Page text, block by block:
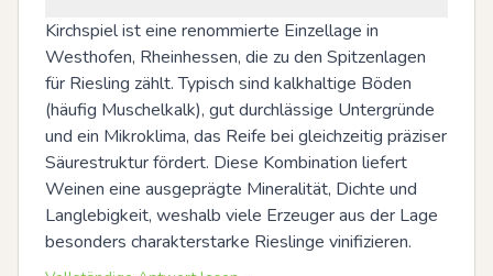
Kirchspiel ist eine renommierte Einzellage in
Westhofen, Rheinhessen, die zu den Spitzenlagen
für Riesling zählt. Typisch sind kalkhaltige Böden
(häufig Muschelkalk), gut durchlässige Untergründe
und ein Mikroklima, das Reife bei gleichzeitig präziser
Säurestruktur fördert. Diese Kombination liefert
Weinen eine ausgeprägte Mineralität, Dichte und
Langlebigkeit, weshalb viele Erzeuger aus der Lage
besonders charakterstarke Rieslinge vinifizieren.